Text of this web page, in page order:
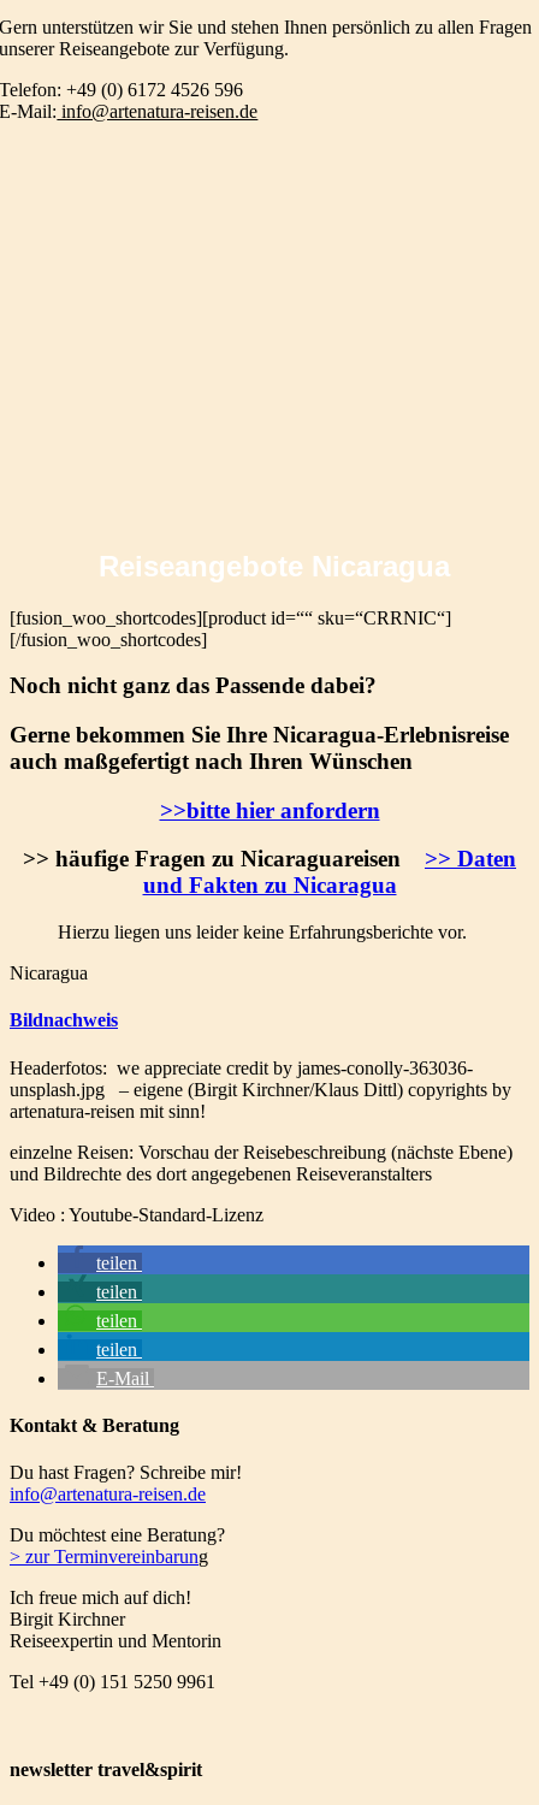
Gern unterstützen wir Sie und stehen Ihnen persönlich zu allen Fragen
unserer Reiseangebote zur Verfügung.
Telefon: +49 (0) 6172 4526 596
E-Mail: info@artenatura-reisen.de
Reiseangebote Nicaragua
[fusion_woo_shortcodes][product id=““ sku=“CRRNIC“]
[/fusion_woo_shortcodes]
Noch nicht ganz das Passende dabei?
Gerne bekommen Sie Ihre Nicaragua-Erlebnisreise
auch maßgefertigt nach Ihren Wünschen
>>bitte hier anfordern
>> häufige Fragen zu Nicaraguareisen >> Daten
und Fakten zu Nicaragua
Hierzu liegen uns leider keine Erfahrungsberichte vor.
Nicaragua
Bildnachweis
Headerfotos: we appreciate credit by james-conolly-363036-
unsplash.jpg – eigene (Birgit Kirchner/Klaus Dittl) copyrights by
artenatura-reisen mit sinn!
einzelne Reisen: Vorschau der Reisebeschreibung (nächste Ebene)
und Bildrechte des dort angegebenen Reiseveranstalters
Video : Youtube-Standard-Lizenz
teilen
teilen
teilen
teilen
E-Mail
Kontakt & Beratung
Du hast Fragen? Schreibe mir!
info@artenatura-reisen.de
Du möchtest eine Beratung?
> zur Terminvereinbarung
Ich freue mich auf dich!
Birgit Kirchner
Reiseexpertin und Mentorin
Tel +49 (0) 151 5250 9961
newsletter travel&spirit